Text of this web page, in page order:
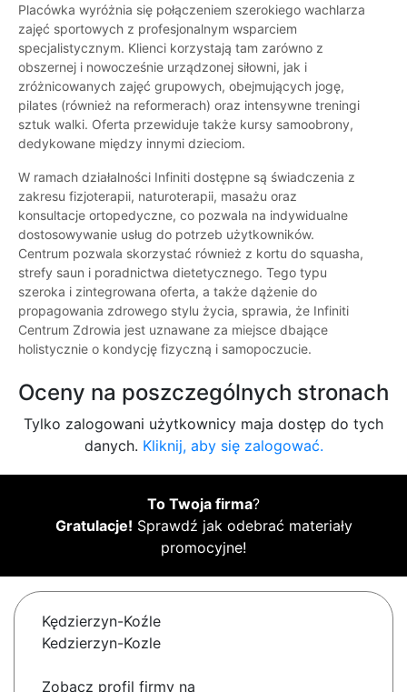
Placówka wyróżnia się połączeniem szerokiego wachlarza
zajęć sportowych z profesjonalnym wsparciem
specjalistycznym. Klienci korzystają tam zarówno z
obszernej i nowocześnie urządzonej siłowni, jak i
zróżnicowanych zajęć grupowych, obejmujących jogę,
pilates (również na reformerach) oraz intensywne treningi
sztuk walki. Oferta przewiduje także kursy samoobrony,
dedykowane między innymi dzieciom.
W ramach działalności Infiniti dostępne są świadczenia z
zakresu fizjoterapii, naturoterapii, masażu oraz
konsultacje ortopedyczne, co pozwala na indywidualne
dostosowywanie usług do potrzeb użytkowników.
Centrum pozwala skorzystać również z kortu do squasha,
strefy saun i poradnictwa dietetycznego. Tego typu
szeroka i zintegrowana oferta, a także dążenie do
propagowania zdrowego stylu życia, sprawia, że Infiniti
Centrum Zdrowia jest uznawane za miejsce dbające
holistycznie o kondycję fizyczną i samopoczucie.
Oceny na poszczególnych stronach
Tylko zalogowani użytkownicy maja dostęp do tych
danych. Kliknij, aby się zalogować.
To Twoja firma?
Gratulacje! Sprawdź jak odebrać materiały
promocyjne!
Kędzierzyn-Koźle
Kedzierzyn-Kozle
Zobacz profil firmy na